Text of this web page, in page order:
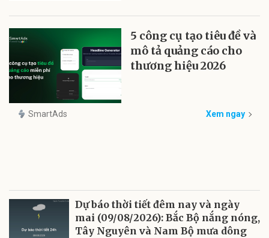
5 công cụ tạo tiêu đề và
mô tả quảng cáo cho
thương hiệu 2026
SmartAds Xem ngay
Dự báo thời tiết đêm nay và ngày
mai (09/08/2026): Bắc Bộ nắng nóng,
Tây Nguyên và Nam Bộ mưa dông